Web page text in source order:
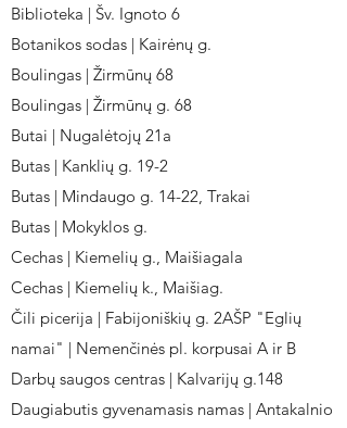
Biblioteka | Šv. Ignoto 6
Botanikos sodas | Kairėnų g.
Boulingas | Žirmūnų 68
Boulingas | Žirmūnų g. 68
Butai | Nugalėtojų 21a
Butas | Kanklių g. 19-2
Butas | Mindaugo g. 14-22, Trakai
Butas | Mokyklos g.
Cechas | Kiemelių g., Maišiagala
Cechas | Kiemelių k., Maišiag.
Čili picerija | Fabijoniškių g. 2AŠP "Eglių
namai" | Nemenčinės pl. korpusai A ir B
Darbų saugos centras | Kalvarijų g.148
Daugiabutis gyvenamasis namas | Antakalnio